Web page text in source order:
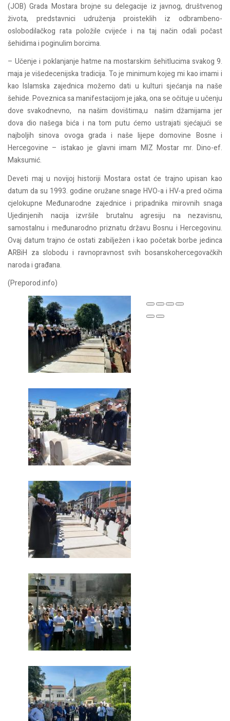
(JOB) Grada Mostara brojne su delegacije iz javnog, društvenog
života, predstavnici udruženja proisteklih iz odbrambeno-
oslobodilačkog rata položile cvijeće i na taj način odali počast
šehidima i poginulim borcima.
– Učenje i poklanjanje hatme na mostarskim šehitlucima svakog 9.
maja je višedecenijska tradicija. To je minimum kojeg mi kao imami i
kao Islamska zajednica možemo dati u kulturi sjećanja na naše
šehide. Poveznica sa manifestacijom je jaka, ona se očituje u učenju
dove svakodnevno, na našim dovištima,u našim džamijama jer
dova dio našega bića i na tom putu ćemo ustrajati sjećajući se
najboljih sinova ovoga grada i naše lijepe domovine Bosne i
Hercegovine – istakao je glavni imam MIZ Mostar mr. Dino-ef.
Maksumić.
Deveti maj u novijoj historiji Mostara ostat će trajno upisan kao
datum da su 1993. godine oružane snage HVO-a i HV-a pred očima
cjelokupne Međunarodne zajednice i pripadnika mirovnih snaga
Ujedinjenih nacija izvršile brutalnu agresiju na nezavisnu,
samostalnu i međunarodno priznatu državu Bosnu i Hercegovinu.
Ovaj datum trajno će ostati zabilježen i kao početak borbe jedinca
ARBiH za slobodu i ravnopravnost svih bosanskohercegovačkih
naroda i građana.
(Preporod.info)